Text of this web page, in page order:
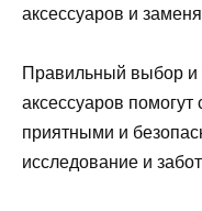
аксессуаров и
Правильный выбор и
аксессуаров
приятными и
исследование и